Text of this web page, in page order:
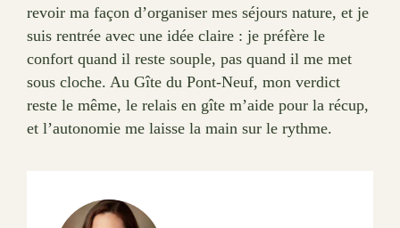
revoir ma façon d’organiser mes séjours nature, et je
suis rentrée avec une idée claire : je préfère le
confort quand il reste souple, pas quand il me met
sous cloche. Au Gîte du Pont-Neuf, mon verdict
reste le même, le relais en gîte m’aide pour la récup,
et l’autonomie me laisse la main sur le rythme.